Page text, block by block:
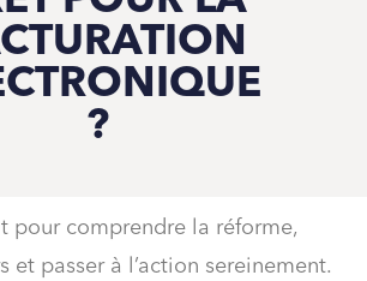
?
pour comprendre la réforme,
et passer à l’action sereinement.